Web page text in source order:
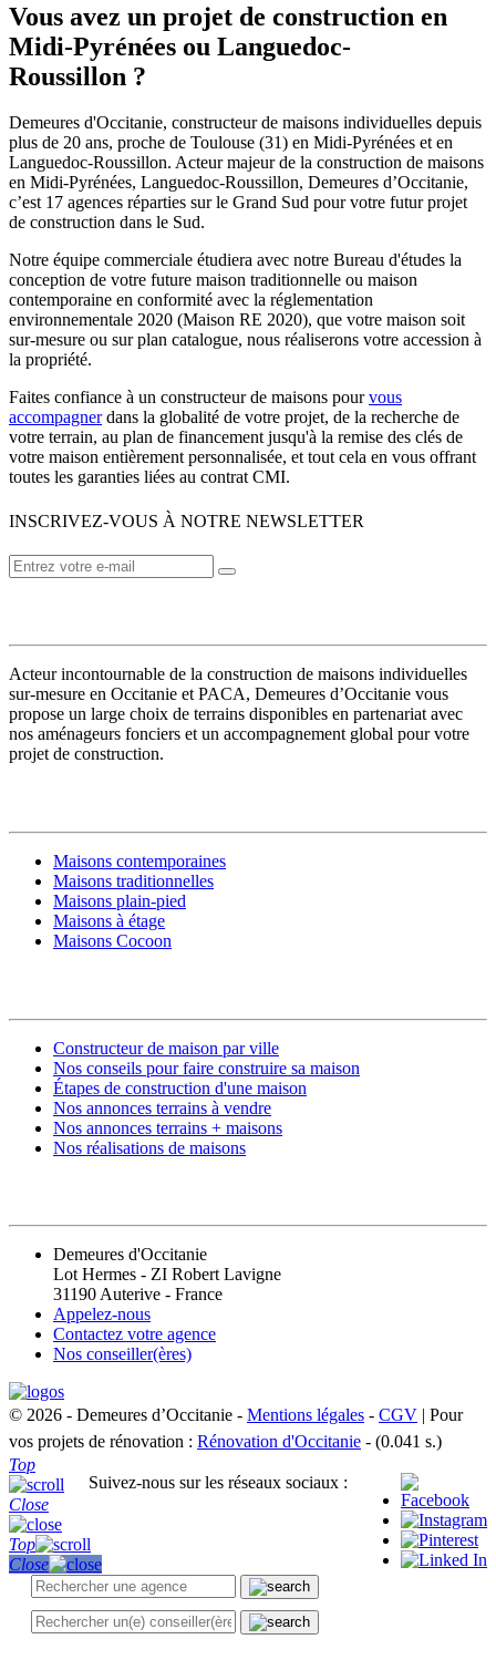
Vous avez un projet de construction en
Midi-Pyrénées ou Languedoc-
Roussillon ?
Demeures d'Occitanie, constructeur de maisons individuelles depuis
plus de 20 ans, proche de Toulouse (31) en Midi-Pyrénées et en
Languedoc-Roussillon. Acteur majeur de la construction de maisons
en Midi-Pyrénées, Languedoc-Roussillon, Demeures d’Occitanie,
c’est 17 agences réparties sur le Grand Sud pour votre futur projet
de construction dans le Sud.
Notre équipe commerciale étudiera avec notre Bureau d'études la
conception de votre future maison traditionnelle ou maison
contemporaine en conformité avec la réglementation
environnementale 2020 (Maison RE 2020), que votre maison soit
sur-mesure ou sur plan catalogue, nous réaliserons votre accession à
la propriété.
Faites confiance à un constructeur de maisons pourvous
accompagnerdans la globalité de votre projet, de la recherche de
votre terrain, au plan de financement jusqu'à la remise des clés de
votre maison entièrement personnalisée, et tout cela en vous offrant
toutes les garanties liées au contrat CMI.
INSCRIVEZ-VOUS À NOTRE NEWSLETTER
Acteur incontournable de la construction de maisons individuelles
sur-mesure en Occitanie et PACA, Demeures d’Occitanie vous
propose un large choix de terrains disponibles en partenariat avec
nos aménageurs fonciers et un accompagnement global pour votre
projet de construction.
Maisons contemporaines
Maisons traditionnelles
Maisons plain-pied
Maisons à étage
Maisons Cocoon
Constructeur de maison par ville
Nos conseils pour faire construire sa maison
Étapes de construction d'une maison
Nos annonces terrains à vendre
Nos annonces terrains + maisons
Nos réalisations de maisons
Demeures d'Occitanie
Lot Hermes - ZI Robert Lavigne
31190 Auterive - France
Appelez-nous
Contactez votre agence
Nos conseiller(ères)
© 2026 - Demeures d’Occitanie - Mentions légales - CGV | Pour
vos projets de rénovation : Rénovation d'Occitanie - (0.041 s.)
Suivez-nous sur les réseaux sociaux :
Top
Close
Top
Close